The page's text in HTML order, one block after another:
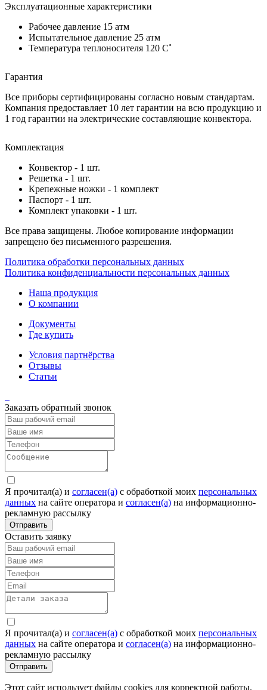
Эксплуатационные характеристики
Рабочее давление 15 атм
Испытательное давление 25 атм
Температура теплоносителя 120 C˚
Гарантия
Все приборы сертифицированы согласно новым стандартам.
Компания предоставляет 10 лет гарантии на всю продукцию и
1 год гарантии на электрические составляющие конвектора.
Комплектация
Конвектор - 1 шт.
Решетка - 1 шт.
Крепежные ножки - 1 комплект
Паспорт - 1 шт.
Комплект упаковки - 1 шт.
Все права защищены. Любое копирование информации
запрещено без письменного разрешения.
Политика обработки персональных данных
Политика конфиденциальности персональных данных
Наша продукция
О компании
Документы
Где купить
Условия партнёрства
Отзывы
Статьи
Заказать обратный звонок
Я прочитал(а) и согласен(а) c обработкой моих персональных
данных на сайте оператора и согласен(а) на информационно-
рекламную рассылку
Отправить
Оставить заявку
Я прочитал(а) и согласен(а) c обработкой моих персональных
данных на сайте оператора и согласен(а) на информационно-
рекламную рассылку
Отправить
Этот сайт использует файлы cookies для корректной работы.